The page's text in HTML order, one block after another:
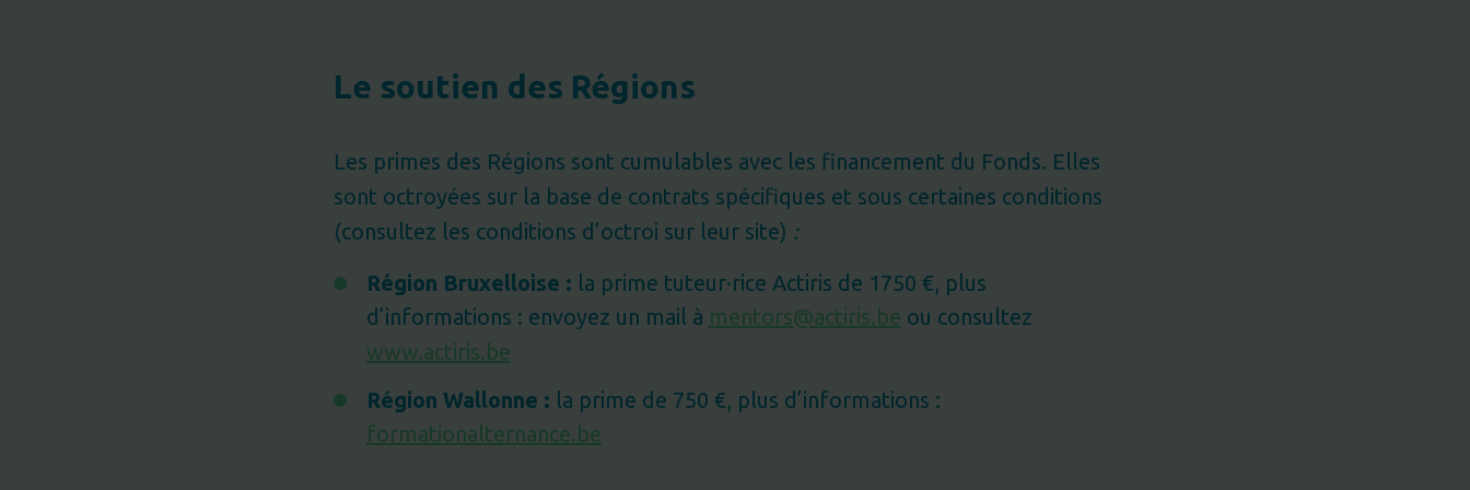
Le soutien des Régions
Les primes des Régions sont cumulables avec les financement du Fonds. Elles
sont octroyées sur la base de contrats spécifiques et sous certaines conditions
(consultez les conditions d’octroi sur leur site) :
Région Bruxelloise : la prime tuteur·rice Actiris de 1750 €, plus
d’informations : envoyez un mail à mentors@actiris.be ou consultez
www.actiris.be
Région Wallonne : la prime de 750 €, plus d’informations :
formationalternance.be